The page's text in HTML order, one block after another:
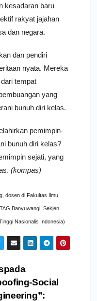
kesadaran baru
rakyat jajahan
dan negara.
dan pendiri
nyata. Mereka
tempat
yang
bunuh diri kelas.
pemimpin-
bunuh diri kelas?
sejati, yang
(kompas)
dosen di Fakultas Ilmu
Banyuwangi, Sekjen
Nasionalis Indonesia)
Social